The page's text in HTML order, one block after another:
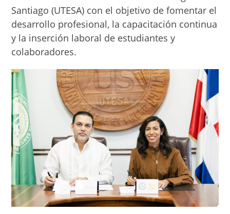
Santiago (UTESA) con el objetivo de fomentar el
desarrollo profesional, la capacitación continua
y la inserción laboral de estudiantes y
colaboradores.